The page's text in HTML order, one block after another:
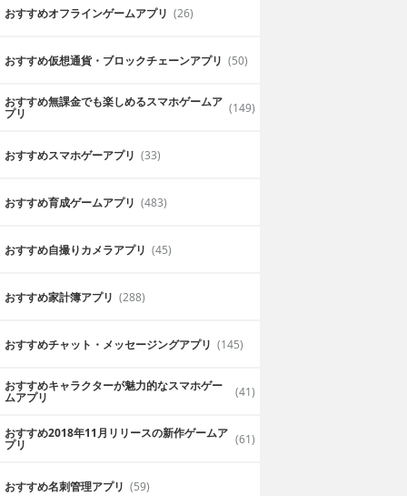
おすすめオフラインゲームアプリ (26)
おすすめ仮想通貨・ブロックチェーンアプリ (50)
おすすめ無課金でも楽しめるスマホゲームア
プリ (149)
おすすめスマホゲーアプリ (33)
おすすめ育成ゲームアプリ (483)
おすすめ自撮りカメラアプリ (45)
おすすめ家計簿アプリ (288)
おすすめチャット・メッセージングアプリ (145)
おすすめキャラクターが魅力的なスマホゲー
ムアプリ (41)
おすすめ2018年11月リリースの新作ゲームア
プリ (61)
おすすめ名刺管理アプリ (59)